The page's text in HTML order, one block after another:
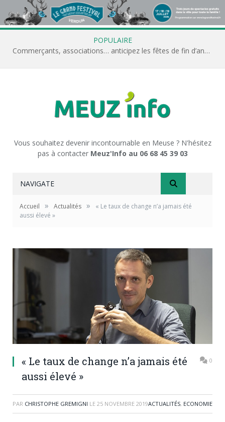
POPULAIRE
Commerçants, associations… anticipez les fêtes de fin d’année avec Meuz’Info
Vous souhaitez devenir incontournable en Meuse ? N'hésitez
pas à contacter Meuz'Info au 06 68 45 39 03
NAVIGATE
Accueil » Actualités »
« Le taux de change n’a jamais été
aussi élevé »
« Le taux de change n’a jamais été
aussi élevé »
0
PAR CHRISTOPHE GREMIGNI LE 25 NOVEMBRE 2019ACTUALITÉS, ECONOMIE